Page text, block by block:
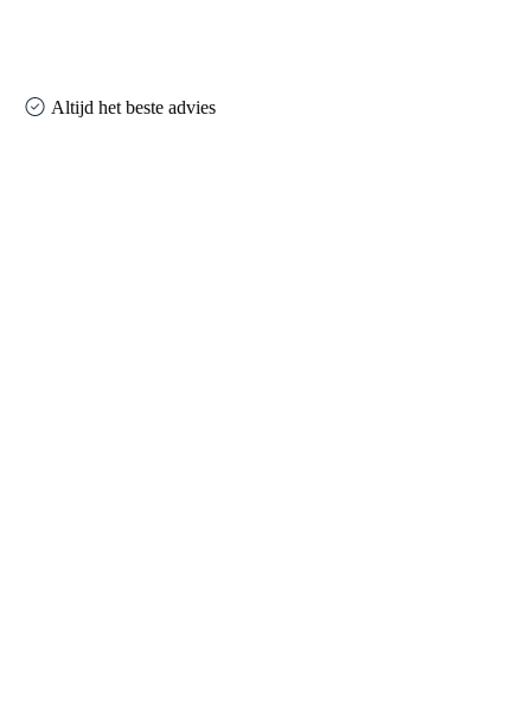
Altijd het beste advies